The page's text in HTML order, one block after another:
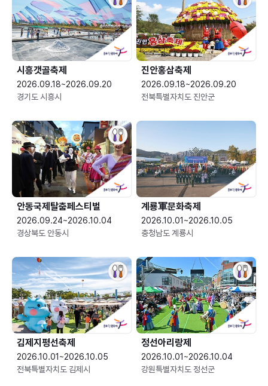
시흥갯골축제
2026.09.18~2026.09.20
경기도 시흥시
진안홍삼축제
2026.09.18~2026.09.20
전북특별자치도 진안군
안동국제탈춤페스티벌
2026.09.24~2026.10.04
경상북도 안동시
2026.10.01~2026.10.05
충청남도 계룡시
김제지평선축제
2026.10.01~2026.10.05
전북특별자치도 김제시
정선아리랑제
2026.10.01~2026.10.04
강원특별자치도 정선군